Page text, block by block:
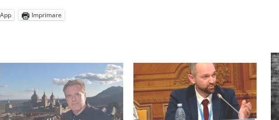
- 21 aprilie 2026
poetului Octavian Goga, înlăturat din Iași
Imprimare